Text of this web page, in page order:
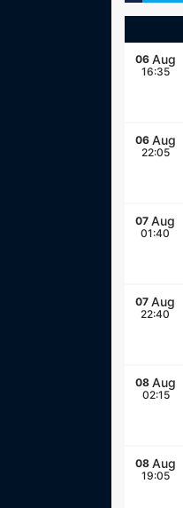
06 Aug
16:35
06 Aug
22:05
07 Aug
01:40
07 Aug
22:40
08 Aug
02:15
08 Aug
19:05